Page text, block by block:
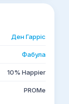
Ден Гарріс
Фабула
10% Happier
PROMe